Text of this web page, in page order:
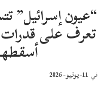
“عيون إسرائيل”
في 11-يونيو- 2026